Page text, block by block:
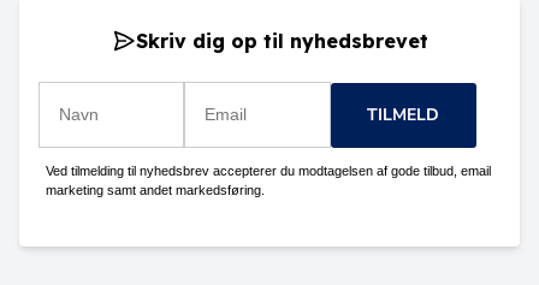
Skriv dig op til nyhedsbrevet
TILMELD
Ved tilmelding til nyhedsbrev accepterer du modtagelsen af gode tilbud, email
marketing samt andet markedsføring.